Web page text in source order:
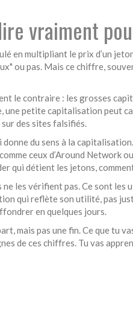
vraiment
en multipliant le prix d’un
ou pas. Mais ce chiffre,
le contraire : les grosses
petite capitalisation peut
sur des sites falsifiés.
du sens à la
ceux d’Around Networkou
qui détient les jetons,
les vérifient pas. Ce sont les
qui reflète son utilité, pas
en quelques jours.
mais pas une fin. Ce que tu
de ces chiffres. Tu vas